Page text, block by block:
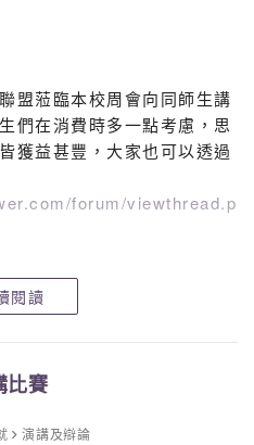
盟蒞臨本校周會向同師生講
們在消費時多一點考慮，思
獲益甚豐，大家也可以透過
forum/
閱讀
比賽
演講及辯論